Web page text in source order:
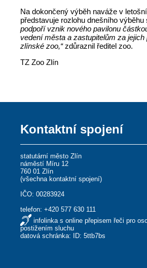
Na dokončený výběh naváže v
představuje rozlohu dnešního
podpoří vznik nového pavilonu
vedení města a zastupitelům za
zlínské zoo,“zdůraznil ředitel zoo.
TZ Zoo Zlín
Kontaktní spojení
statutární město Zlín
náměstí Míru 12
760 01 Zlín
(všechna kontaktní spojení)
IČO: 00283924
telefon:+420 577 630 111
infolinka s online přepisem řeči pro
postižením sluchu
datová schránka: ID: 5ttb7bs